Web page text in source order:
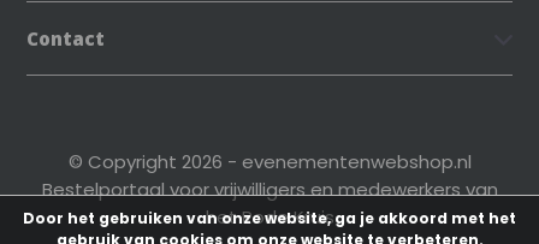
Contact
© Copyright 2026 - evenementenwebshop.nl
Bestelportaal voor vrijwilligers en medewerkers van
het Rode Kruis
Door het gebruiken van onze website, ga je akkoord met het
gebruik van cookies om onze website te verbeteren.